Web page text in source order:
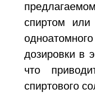
спиртом
дозировки в
что
спиртового